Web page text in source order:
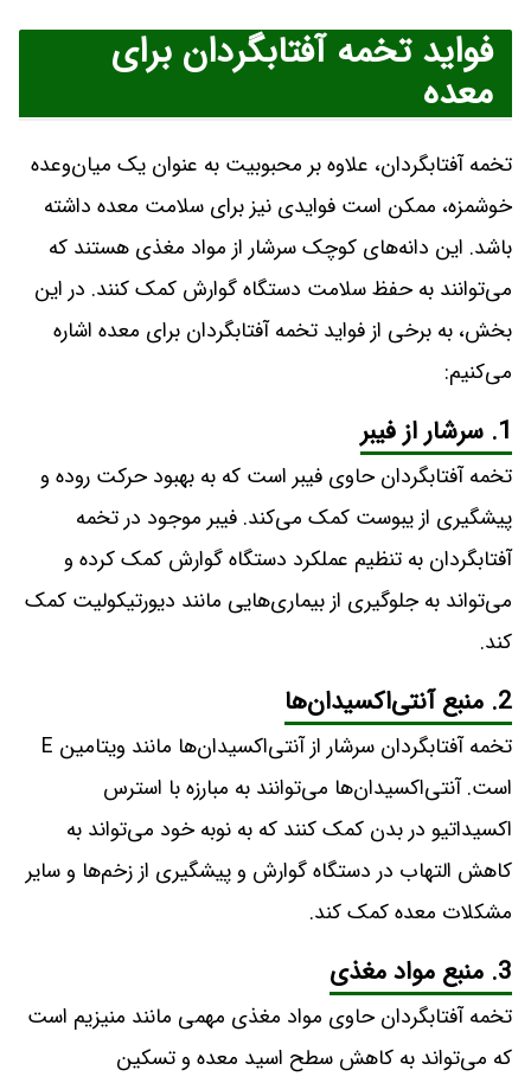
فواید تخمه آفتابگردان برای
معده
تخمه آفتابگردان، علاوه بر محبوبیت به عنوان یک میان‌وعده
خوشمزه، ممکن است فوایدی نیز برای سلامت معده داشته
باشد. این دانه‌های کوچک سرشار از مواد مغذی هستند که
می‌توانند به حفظ سلامت دستگاه گوارش کمک کنند. در این
بخش، به برخی از فواید تخمه آفتابگردان برای معده اشاره
می‌کنیم:
1. سرشار از فیبر
تخمه آفتابگردان حاوی فیبر است که به بهبود حرکت روده و
پیشگیری از یبوست کمک می‌کند. فیبر موجود در تخمه
آفتابگردان به تنظیم عملکرد دستگاه گوارش کمک کرده و
می‌تواند به جلوگیری از بیماری‌هایی مانند دیورتیکولیت کمک
کند.
2. منبع آنتی‌اکسیدان‌ها
تخمه آفتابگردان سرشار از آنتی‌اکسیدان‌ها مانند ویتامین E
است. آنتی‌اکسیدان‌ها می‌توانند به مبارزه با استرس
اکسیداتیو در بدن کمک کنند که به نوبه خود می‌تواند به
کاهش التهاب در دستگاه گوارش و پیشگیری از زخم‌ها و سایر
مشکلات معده کمک کند.
3. منبع مواد مغذی
تخمه آفتابگردان حاوی مواد مغذی مهمی مانند منیزیم است
که می‌تواند به کاهش سطح اسید معده و تسکین